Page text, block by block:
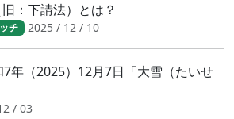
：下請法）とは？
チ 2025 / 12 / 10
（2025）12月7日「大雪（たいせ
/ 03